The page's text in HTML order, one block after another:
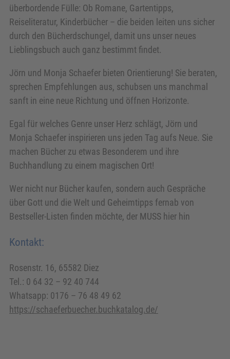
überbordende Fülle: Ob Romane, Gartentipps,
Reiseliteratur, Kinderbücher – die beiden leiten uns sicher
durch den Bücherdschungel, damit uns unser neues
Lieblingsbuch auch ganz bestimmt findet.
Jörn und Monja Schaefer bieten Orientierung! Sie beraten,
sprechen Empfehlungen aus, schubsen uns manchmal
sanft in eine neue Richtung und öffnen Horizonte.
Egal für welches Genre unser Herz schlägt, Jörn und
Monja Schaefer inspirieren uns jeden Tag aufs Neue. Sie
machen Bücher zu etwas Besonderem und ihre
Buchhandlung zu einem magischen Ort!
Wer nicht nur Bücher kaufen, sondern auch Gespräche
über Gott und die Welt und Geheimtipps fernab von
Bestseller-Listen finden möchte, der MUSS hier hin
Kontakt:
Rosenstr. 16, 65582 Diez
Tel.: 0 64 32 – 92 40 744
Whatsapp: 0176 – 76 48 49 62
https://schaeferbuecher.buchkatalog.de/